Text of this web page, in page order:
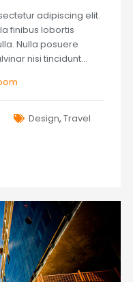
adipiscing elit.
finibus lobortis
Nulla posuere
nisi tincidunt…
Design, Travel